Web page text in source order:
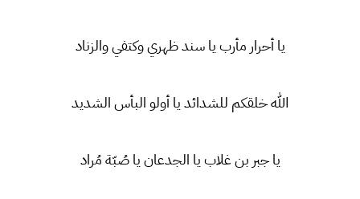
يا أحرار مأرب يا سند ظهري وكتفي والزناد
الله خلقكم للشدائد يا أولو البأس الشديد
يا جبر بن غلاب يا الجدعان يا صُبّة مُراد